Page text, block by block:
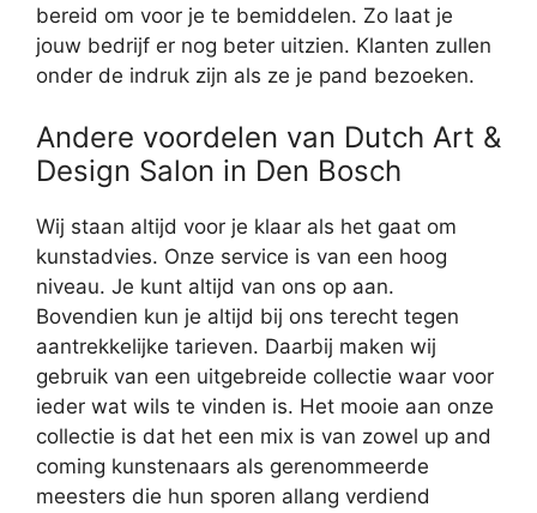
bereid om voor je te bemiddelen. Zo laat je
jouw bedrijf er nog beter uitzien. Klanten zullen
onder de indruk zijn als ze je pand bezoeken.
Andere voordelen van Dutch Art &
Design Salon in Den Bosch
Wij staan altijd voor je klaar als het gaat om
kunstadvies. Onze service is van een hoog
niveau. Je kunt altijd van ons op aan.
Bovendien kun je altijd bij ons terecht tegen
aantrekkelijke tarieven. Daarbij maken wij
gebruik van een uitgebreide collectie waar voor
ieder wat wils te vinden is. Het mooie aan onze
collectie is dat het een mix is van zowel up and
coming kunstenaars als gerenommeerde
meesters die hun sporen allang verdiend